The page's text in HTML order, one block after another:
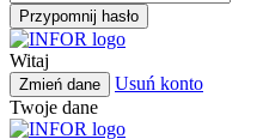
Przypomnij hasło
Witaj
Zmień dane
Usuń konto
Twoje dane